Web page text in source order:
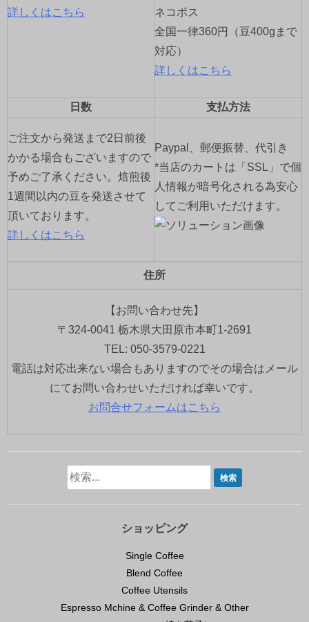
詳しくはこちら
ネコポス
全国一律360円（豆400gまで
対応）
詳しくはこちら
日数 支払方法
ご注文から発送まで2日前後
かかる場合もございますので
予めご了承ください。焙煎後
1週間以内の豆を発送させて
頂いております。
詳しくはこちら
Paypal、郵便振替、代引き
*当店のカートは「SSL」で個
人情報が暗号化される為安心
してご利用いただけます。
住所
【お問い合わせ先】
〒324-0041 栃木県大田原市本町1-2691
TEL: 050-3579-0221
電話は対応出来ない場合もありますのでその場合はメール
にてお問い合わせいただければ幸いです。
お問合せフォームはこちら
ショッピング
Single Coffee
Blend Coffee
Coffee Utensils
Espresso Mchine & Coffee Grinder & Other